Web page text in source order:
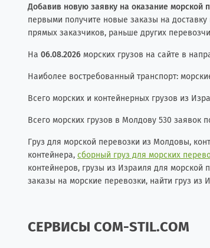
Добавив новую заявку на оказание морской
первыми получите новые заказы на
прямых заказчиков, раньше других
На 06.08.2026 морских грузов на сайте в
Наиболее востребованный транспорт:
Всего морских и контейнерных грузов из
Всего морских грузов в Молдову 530 заявок
Груз для морской перевозки из Молдовы,
контейнера, сборный груз для морских
контейнеров, грузы из Израиля для морской
заказы на морские перевозки, найти груз из
СЕРВИСЫ COM-STIL.COM